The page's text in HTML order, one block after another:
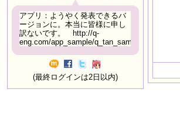
アプリ：ようやく発表できるバ
ージョンに。本当に皆様に申し
訳ないです。 http://q-
eng.com/app_sample/q_tan_sample06.html
(最終ログインは2日以内)